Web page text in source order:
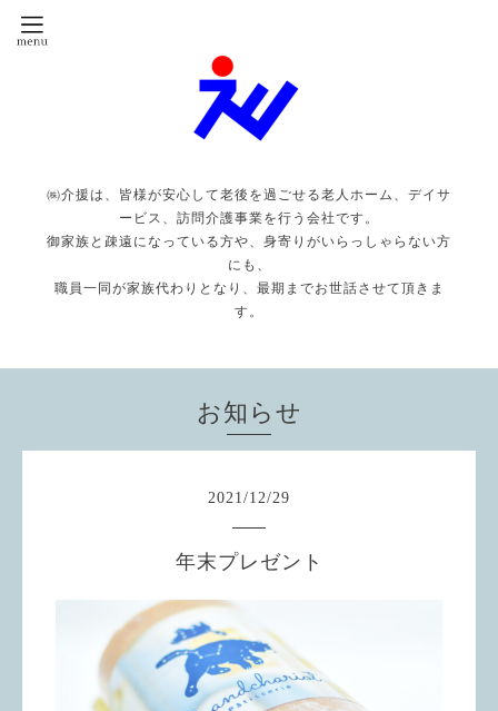
㈱介援は、皆様が安心して老後を過ごせる老人ホーム、デイサ
ービス、訪問介護事業を行う会社です。
御家族と疎遠になっている方や、身寄りがいらっしゃらない方
にも、
職員一同が家族代わりとなり、最期までお世話させて頂きま
す。
お知らせ
2021/12/29
年末プレゼント